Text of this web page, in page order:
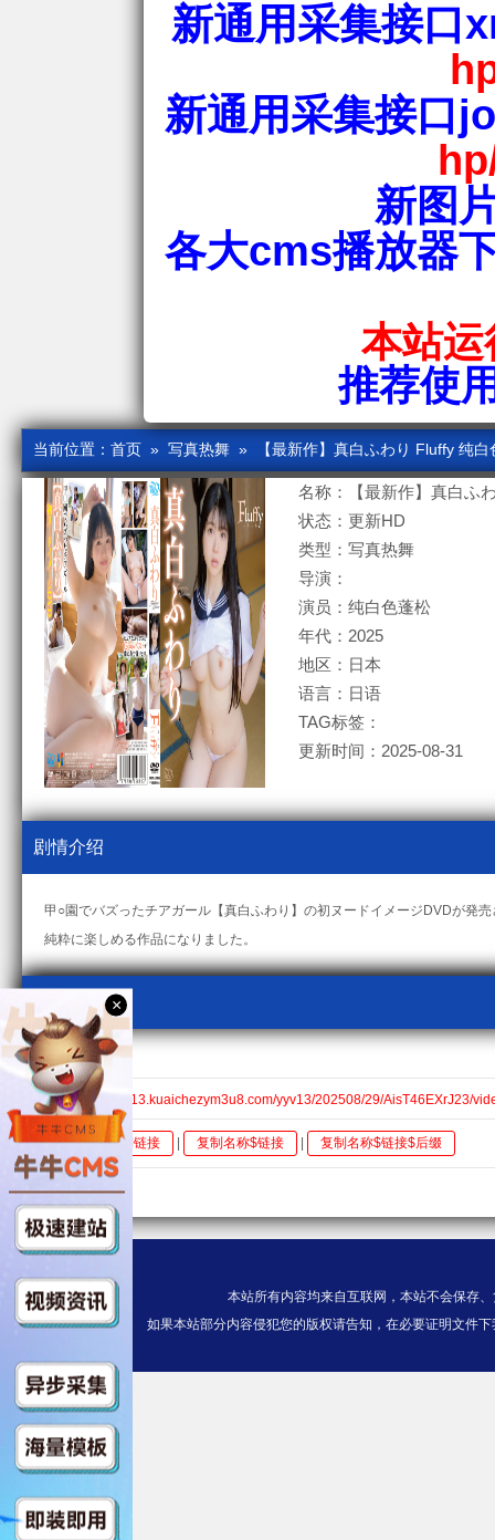
新通用采集接口
新通用采集接口
新图
各大cms播放器
本站
推荐使
当前位置： 首页 » 写真热舞 » 【最新作】真白ふわり Fluffy 纯白
名称：【最新作】真白ふ
状态：更新HD
类型：写真热舞
导演：
演员：纯白色蓬松
年代：2025
地区：日本
语言：日语
TAG标签：
更新时间：2025-08-31
剧情介绍
甲○園でバズったチアガール【真白ふわり】の初ヌードイメージDVDが発
純粋に楽しめる作品になりました。
视频采集
kcm3u8
HD$https://v13.kuaichezym3u8.com/yyv13/202508/29/AisT46EXrJ23/
全选 复制链接 复制名称$链接 复制名称$链接$后缀
本站所有内容均来自互联网，本站不会保存
如果本站部分内容侵犯您的版权请告知，在必要证明文件
×